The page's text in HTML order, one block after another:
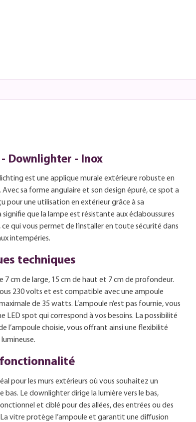
Downlighter - Inox
est une applique murale extérieure robuste en
Avec sa forme angulaire et son design épuré, ce spot a
pour une utilisation en extérieur grâce à sa
signifie que la lampe est résistante aux éclaboussures
qui vous permet de l’installer en toute sécurité dans
intempéries.
techniques
7 cm de large, 15 cm de haut et 7 cm de profondeur.
230 volts et est compatible avec une ampoule
de 35 watts. L’ampoule n’est pas fournie, vous
LED spot qui correspond à vos besoins. La possibilité
l’ampoule choisie, vous offrant ainsi une flexibilité
pour les murs extérieurs où vous souhaitez un
bas. Le downlighter dirige la lumière vers le bas,
et ciblé pour des allées, des entrées ou des
vitre protège l’ampoule et garantit une diffusion